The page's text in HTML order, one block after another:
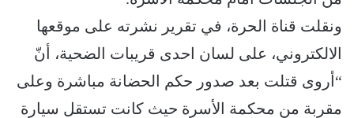
ونقلت قناة الحرة، في تقرير نشرته على موقعها
الالكتروني، على لسان احدى قريبات الضحية، أنّ
“أروى قتلت بعد صدور حكم الحضانة مباشرة وعلى
مقربة من محكمة الأسرة حيث كانت تستقل سيارة